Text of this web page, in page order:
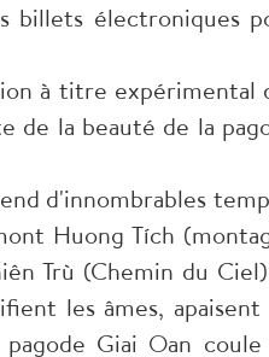
billets électroniques
à titre expérimental
de la beauté de la
d'innombrables
Huong Tích
Trù (Chemin du
les âmes, apaisent
Giai Oan